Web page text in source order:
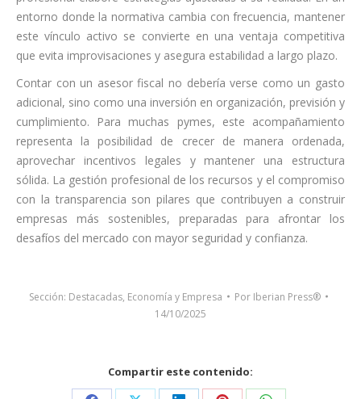
entorno donde la normativa cambia con frecuencia, mantener
este vínculo activo se convierte en una ventaja competitiva
que evita improvisaciones y asegura estabilidad a largo plazo.
Contar con un asesor fiscal no debería verse como un gasto
adicional, sino como una inversión en organización, previsión y
cumplimiento. Para muchas pymes, este acompañamiento
representa la posibilidad de crecer de manera ordenada,
aprovechar incentivos legales y mantener una estructura
sólida. La gestión profesional de los recursos y el compromiso
con la transparencia son pilares que contribuyen a construir
empresas más sostenibles, preparadas para afrontar los
desafíos del mercado con mayor seguridad y confianza.
Sección: Destacadas, Economía y Empresa Por Iberian Press®
14/10/2025
Compartir este contenido: